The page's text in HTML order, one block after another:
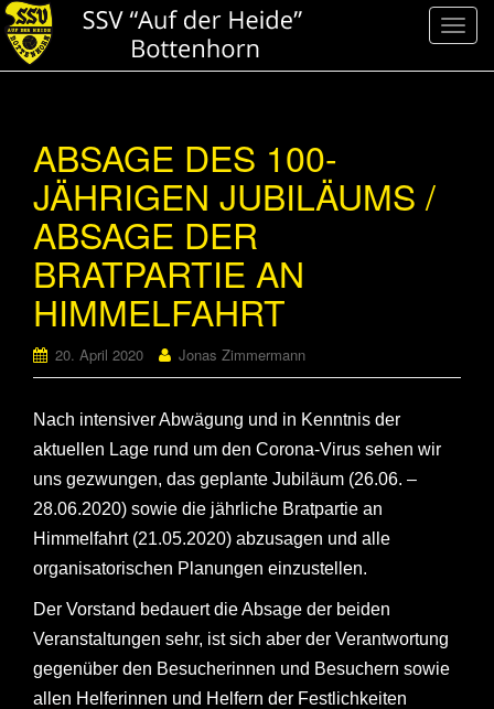
S
i
ABSAGE DES 100-
JÄHRIGEN JUBILÄUMS /
ABSAGE DER
BRATPARTIE AN
HIMMELFAHRT
20. April 2020 Jonas Zimmermann
Nach intensiver Abwägung und in Kenntnis der
aktuellen Lage rund um den Corona-Virus sehen wir
uns gezwungen, das geplante Jubiläum (26.06. –
28.06.2020) sowie die jährliche Bratpartie an
Himmelfahrt (21.05.2020) abzusagen und alle
organisatorischen Planungen einzustellen.
Der Vorstand bedauert die Absage der beiden
Veranstaltungen sehr, ist sich aber der Verantwortung
gegenüber den Besucherinnen und Besuchern sowie
allen Helferinnen und Helfern der Festlichkeiten